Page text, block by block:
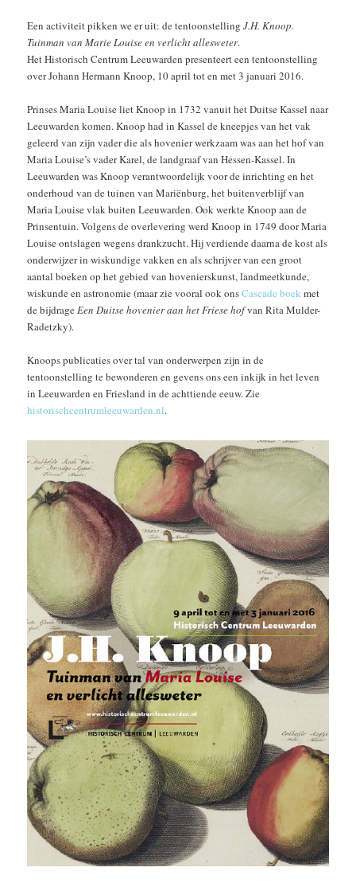
Een activiteit pikken we er uit: de tentoonstellingJ.H. Knoop.
Tuinman van Marie Louise en verlicht allesweter.
Het Historisch Centrum Leeuwarden presenteert een tentoonstelling
over Johann Hermann Knoop, 10 april tot en met 3 januari 2016.
Prinses Maria Louise liet Knoop in 1732 vanuit het Duitse Kassel naar
Leeuwarden komen. Knoop had in Kassel de kneepjes van het vak
geleerd van zijn vader die als hovenier werkzaam was aan het hof van
Maria Louise’s vader Karel, de landgraaf van Hessen-Kassel. In
Leeuwarden was Knoop verantwoordelijk voor de inrichting en het
onderhoud van de tuinen van Mariënburg, het buitenverblijf van
Maria Louise vlak buiten Leeuwarden. Ook werkte Knoop aan de
Prinsentuin. Volgens de overlevering werd Knoop in 1749 door Maria
Louise ontslagen wegens drankzucht. Hij verdiende daarna de kost als
onderwijzer in wiskundige vakken en als schrijver van een groot
aantal boeken op het gebied van hovenierskunst, landmeetkunde,
wiskunde en astronomie (maar zie vooral ook onsCascade boek met
de bijdrageEen Duitse hovenier aan het Friese hofvan Rita Mulder-
Radetzky).
Knoops publicaties over tal van onderwerpen zijn in de
tentoonstelling te bewonderen en gevens ons een inkijk in het leven
in Leeuwarden en Friesland in de achttiende eeuw. Zie
historischcentrumleeuwarden.nl.